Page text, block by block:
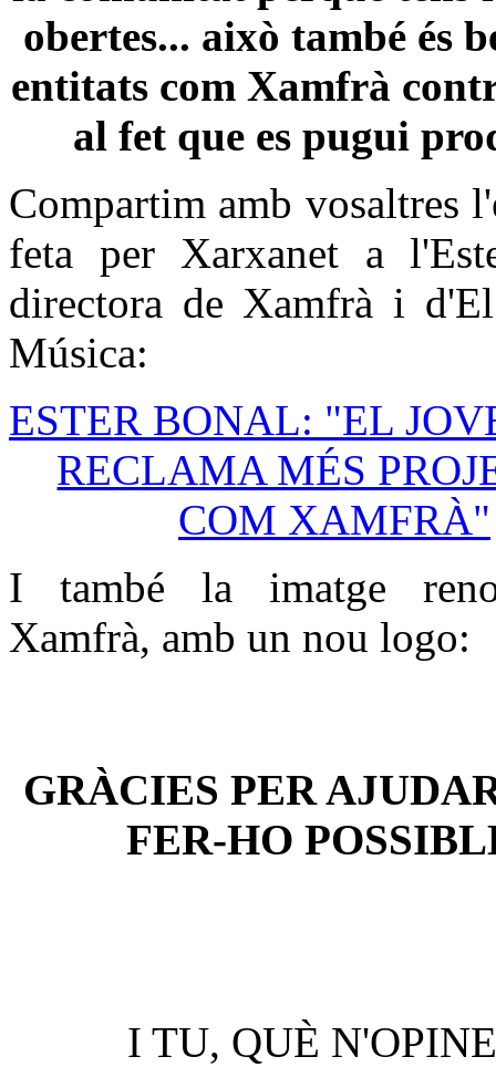
obertes... això també és
entitats com Xamfrà
al fet que es pugui
Compartim amb vosaltres
feta per Xarxanet a
directora de Xamfrà i
Música:
ESTER BONAL: "EL
RECLAMA MÉS
COM XAMFRÀ"
I també la imatge
Xamfrà, amb un nou logo:
GRÀCIES PER
FER-HO
I TU, QUÈ